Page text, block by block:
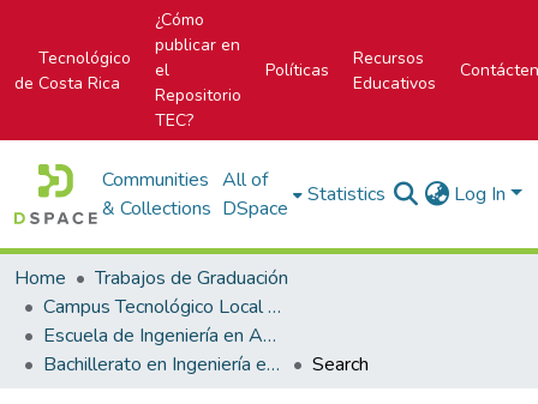
Tecnológico
de Costa Rica
¿Cómo
publicar en
el
Repositorio
TEC?
Políticas
Recursos
Educativos
Communities
& Collections
All of
DSpace
Statistics Log In
Home
Trabajos de Graduación
Campus Tecnológico Local San Carlos
Escuela de Ingeniería en Agronomía
Bachillerato en Ingeniería en Agronomía
Search